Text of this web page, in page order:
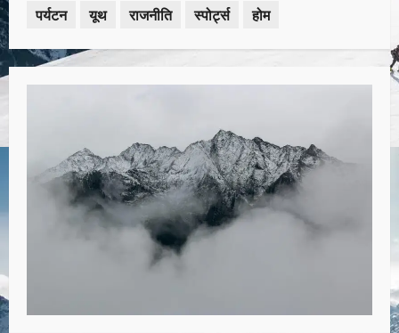
पर्यटन
यूथ राजनीति स्पोर्ट्स होम